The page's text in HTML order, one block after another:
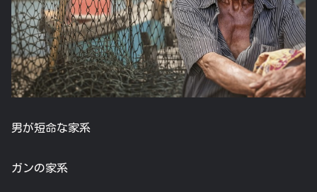
男が短命な家系
ガンの家系